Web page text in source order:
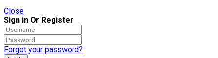
Close
Sign in Or Register
Forgot your password?